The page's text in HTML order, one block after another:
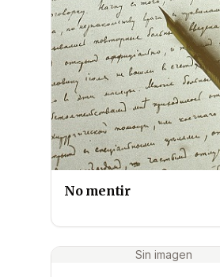
No mentir
Sin imagen